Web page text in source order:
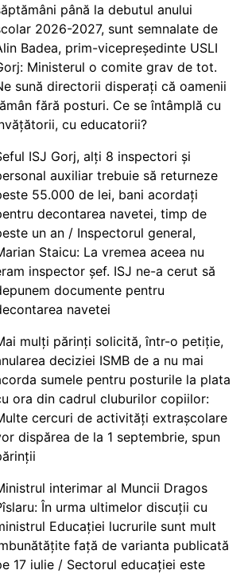
până la debutul anului
2026-2027, sunt semnalate de
Badea, prim-vicepreședinte USLI
Ministerul o comite grav de tot.
sună directorii disperați că oamenii
fără posturi. Ce se întâmplă cu
cu educatorii?
ISJ Gorj, alți 8 inspectori și
auxiliar trebuie să returneze
55.000 de lei, bani acordați
decontarea navetei, timp de
un an / Inspectorul general,
Staicu: La vremea aceea nu
inspector șef. ISJ ne-a cerut să
documente pentru
navetei
mulți părinți solicită, într-o petiție,
deciziei ISMB de a nu mai
sumele pentru posturile la plata
ora din cadrul cluburilor copiilor:
cercuri de activități extrașcolare
dispărea de la 1 septembrie, spun
interimar al Muncii Dragos
În urma ultimelor discuții cu
Educației lucrurile sunt mult
față de varianta publicată
17 iulie / Sectorul educației este